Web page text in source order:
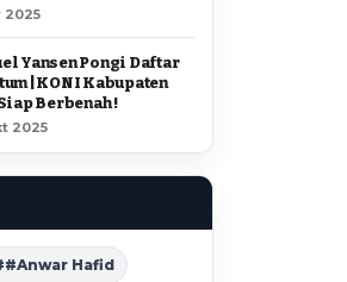
2025
Yansen Pongi Daftar
| KONI Kabupaten
Berbenah !
2025
Hafid